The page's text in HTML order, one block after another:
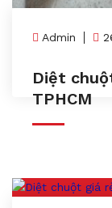
Admin
Diệt
TPHCM